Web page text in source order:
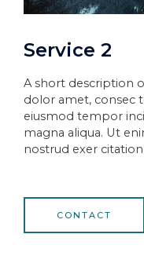
Service 2
A short description
dolor amet, consec
eiusmod tempor
magna aliqua. Ut
nostrud exer
CONTACT